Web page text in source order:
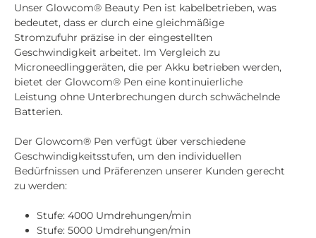
Unser Glowcom® Beauty Pen ist kabelbetrieben, was
bedeutet, dass er durch eine gleichmäßige
Stromzufuhr präzise in der eingestellten
Geschwindigkeit arbeitet. Im Vergleich zu
Microneedlinggeräten, die per Akku betrieben werden,
bietet der Glowcom® Pen eine kontinuierliche
Leistung ohne Unterbrechungen durch schwächelnde
Batterien.
Der Glowcom® Pen verfügt über verschiedene
Geschwindigkeitsstufen, um den individuellen
Bedürfnissen und Präferenzen unserer Kunden gerecht
zu werden:
Stufe: 4000 Umdrehungen/min
Stufe: 5000 Umdrehungen/min